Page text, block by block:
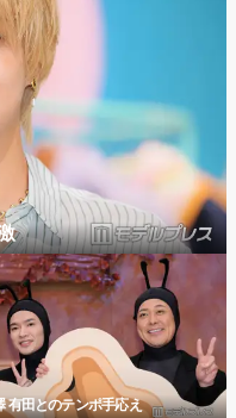
有田とのテンポ手応え